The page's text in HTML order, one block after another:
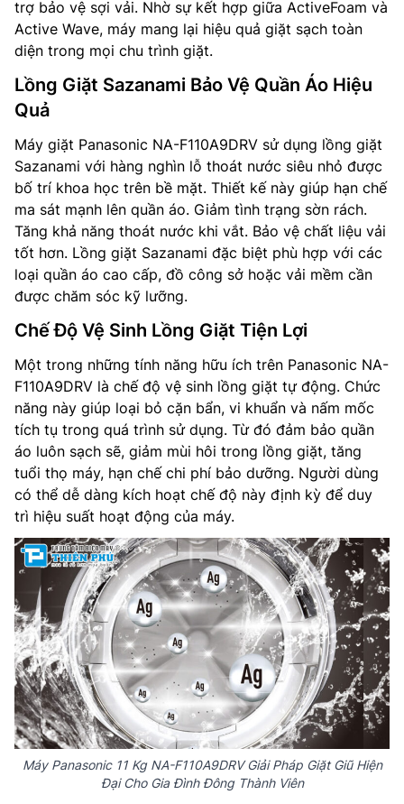
trợ bảo vệ sợi vải. Nhờ sự kết hợp giữa ActiveFoam và
Active Wave, máy mang lại hiệu quả giặt sạch toàn
diện trong mọi chu trình giặt.
Lồng Giặt Sazanami Bảo Vệ Quần Áo Hiệu
Quả
Máy giặt Panasonic NA-F110A9DRV sử dụng lồng giặt
Sazanami với hàng nghìn lỗ thoát nước siêu nhỏ được
bố trí khoa học trên bề mặt. Thiết kế này giúp hạn chế
ma sát mạnh lên quần áo. Giảm tình trạng sờn rách.
Tăng khả năng thoát nước khi vắt. Bảo vệ chất liệu vải
tốt hơn. Lồng giặt Sazanami đặc biệt phù hợp với các
loại quần áo cao cấp, đồ công sở hoặc vải mềm cần
được chăm sóc kỹ lưỡng.
Chế Độ Vệ Sinh Lồng Giặt Tiện Lợi
Một trong những tính năng hữu ích trên Panasonic NA-
F110A9DRV là chế độ vệ sinh lồng giặt tự động. Chức
năng này giúp loại bỏ cặn bẩn, vi khuẩn và nấm mốc
tích tụ trong quá trình sử dụng. Từ đó đảm bảo quần
áo luôn sạch sẽ, giảm mùi hôi trong lồng giặt, tăng
tuổi thọ máy, hạn chế chi phí bảo dưỡng. Người dùng
có thể dễ dàng kích hoạt chế độ này định kỳ để duy
trì hiệu suất hoạt động của máy.
Máy Panasonic 11 Kg NA-F110A9DRV Giải Pháp Giặt Giũ Hiện
Đại Cho Gia Đình Đông Thành Viên